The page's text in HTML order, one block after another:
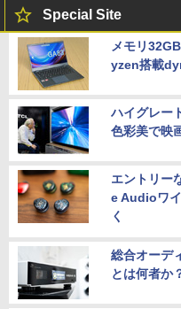
Special Site
メモリ
yzen搭載
ハイグレー
色彩美で映
エントリー
e Audioワ
く
総合オーデ
とは何者か